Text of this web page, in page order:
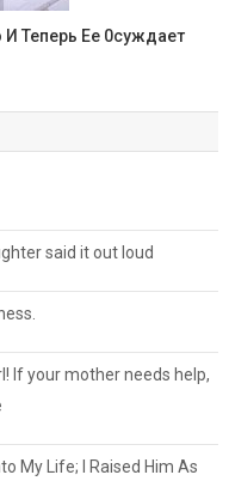
Теперь Ее 0суждает
said it out loud
If your mother needs help,
My Life; I Raised Him As